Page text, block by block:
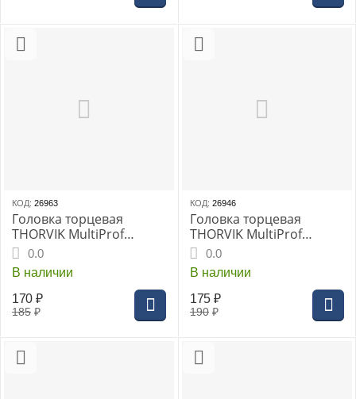
КОД: 26963
Головка торцевая
THORVIK MultiProf
глубокая 1/4"DR 11 мм,
(MP11411)
0.0
В наличии
185 ₽
170 ₽
КОД: 26946
Головка торцевая
THORVIK MultiProf
глубокая 1/4"DR 12 мм,
(MP11412)
0.0
В наличии
190 ₽
175 ₽